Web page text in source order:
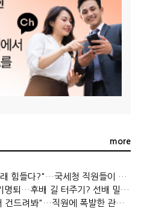
more
"본청은 원래 힘들다?"…국세청 직원들이 떠나는 이유
국세청 조기명퇴…후배 길 터주기? 선배 밀어내기?
"한 번만 더 건드려봐"…직원에 폭발한 관세청장, 왜?